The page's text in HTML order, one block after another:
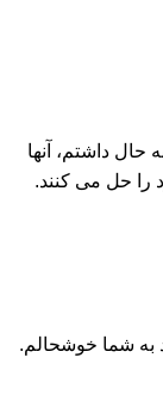
حال داشتم، آنها
را حل می کنند.
به شما خوشحالم.